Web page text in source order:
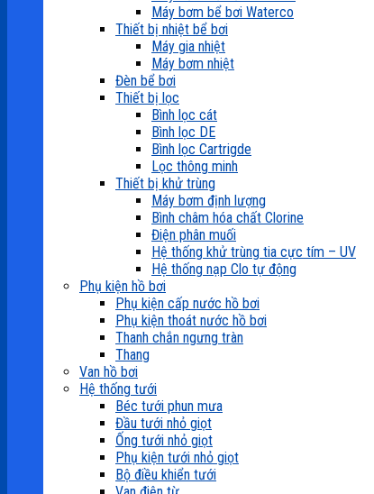
Máy bơm bể bơi Waterco
Thiết bị nhiệt bể bơi
Máy gia nhiệt
Máy bơm nhiệt
Đèn bể bơi
Thiết bị lọc
Bình lọc cát
Bình lọc DE
Bình lọc Cartrigde
Lọc thông minh
Thiết bị khử trùng
Máy bơm định lượng
Bình châm hóa chất Clorine
Điện phân muối
Hệ thống khử trùng tia cực tím – UV
Hệ thống nạp Clo tự động
Phụ kiện hồ bơi
Phụ kiện cấp nước hồ bơi
Phụ kiện thoát nước hồ bơi
Thanh chắn ngưng tràn
Thang
Van hồ bơi
Hệ thống tưới
Béc tưới phun mưa
Đầu tưới nhỏ giọt
Ống tưới nhỏ giọt
Phụ kiện tưới nhỏ giọt
Bộ điều khiển tưới